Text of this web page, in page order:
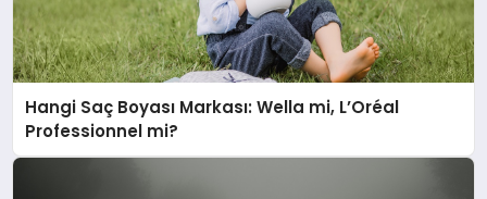
Hangi Saç Boyası Markası: Wella mi, L’Oréal
Professionnel mi?